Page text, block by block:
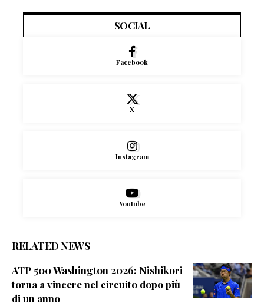
SOCIAL
Facebook
X
Instagram
Youtube
RELATED NEWS
ATP 500 Washington 2026: Nishikori
torna a vincere nel circuito dopo più
di un anno